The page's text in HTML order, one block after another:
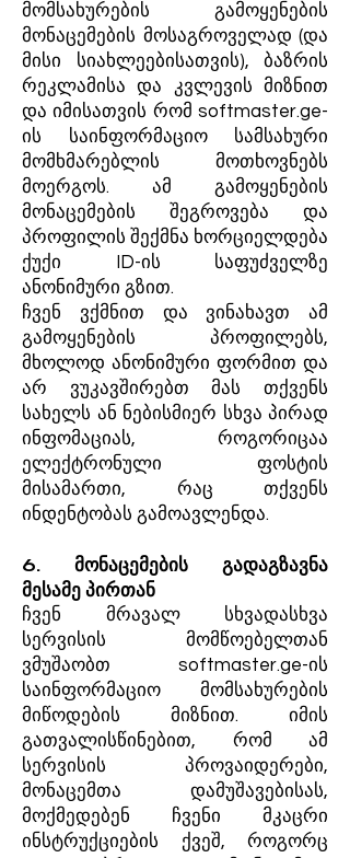
მომსახურების გამოყენების
მონაცემების მოსაგროველად (და
მისი სიახლეებისათვის), ბაზრის
რეკლამისა და კვლევის მიზნით
და იმისათვის რომ softmaster.ge-
ის საინფორმაციო სამსახური
მომხმარებლის მოთხოვნებს
მოერგოს. ამ გამოყენების
მონაცემების შეგროვება და
პროფილის შექმნა ხორციელდება
ქუქი ID-ის საფუძველზე
ანონიმური გზით.
ჩვენ ვქმნით და ვინახავთ ამ
გამოყენების პროფილებს,
მხოლოდ ანონიმური ფორმით და
არ ვუკავშირებთ მას თქვენს
სახელს ან ნებისმიერ სხვა პირად
ინფომაციას, როგორიცაა
ელექტრონული ფოსტის
მისამართი, რაც თქვენს
ინდენტობას გამოავლენდა.
6. მონაცემების გადაგზავნა
მესამე პირთან
ჩვენ მრავალ სხვადასხვა
სერვისის მომწოებელთან
ვმუშაობთ softmaster.ge-ის
საინფორმაციო მომსახურების
მიწოდების მიზნით. იმის
გათვალისწინებით, რომ ამ
სერვისის პროვაიდერები,
მონაცემთა დამუშავებისას,
მოქმედებენ ჩვენი მკაცრი
ინსტრუქციების ქვეშ, როგორც